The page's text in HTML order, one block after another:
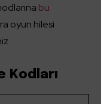
bu
oyun hilesi
Kodları